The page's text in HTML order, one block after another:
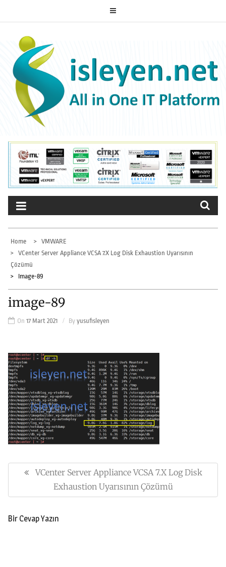
to
ISLEYEN.NET
All-in-One IT Platform
Home
VMWARE
VCenter Server Appliance VCSA 7.x Log Disk Exhaustion Uyarısının
Çözümü
Image-89
image-89
On 17 Mart 2021 By yusufisleyen
gezinmesiPrevious
VCenter Server Appliance VCSA 7.x Log Disk
Exhaustion Uyarısının Çözümü
Bir Cevap Yazın